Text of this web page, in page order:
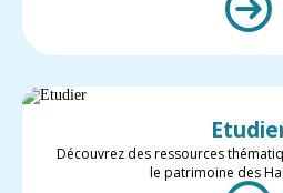
Découvrez des ressources
le patrimoine des